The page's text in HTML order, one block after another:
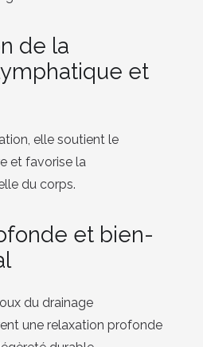
de la
et
elle soutient le
et favorise la
du corps.
et bien-
du drainage
une relaxation profonde